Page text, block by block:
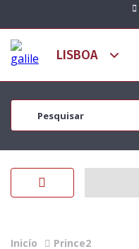
Inicío Prince2